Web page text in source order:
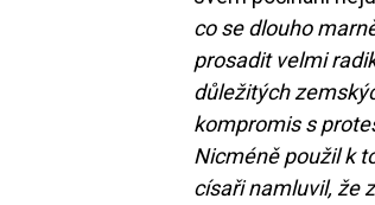
co se dlouho
prosadit velmi
důležitých
kompromis s
Nicméně použil k
císaři namluvil, že